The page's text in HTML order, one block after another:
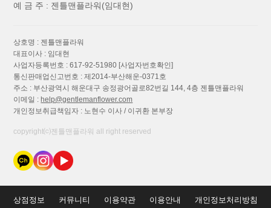
예 금 주 : 젠틀맨플라워(임대현)
상호명 : 젠틀맨플라워
대표이사 : 임대현
사업자등록번호 : 617-92-51980 [사업자번호확인]
통신판매업신고번호 : 제2014-부산해운-0371호
주소 : 부산광역시 해운대구 송정광어골로82번길 144, 4층 젠틀맨플라워
이메일 : help@gentlemanflower.com
개인정보취급책임자 : 노현수 이사 / 이귀환 본부장
copyright⒞젠틀맨플라워 all right reserved
상점정보 커뮤니티 이용약관 이용안내 개인정보처리방침